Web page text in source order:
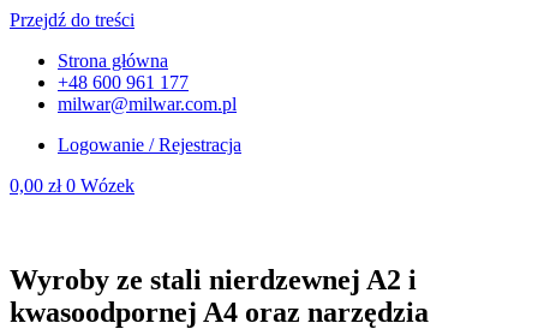
Przejdź do treści
Strona główna
+48 600 961 177
milwar@milwar.com.pl
Logowanie / Rejestracja
0,00 zł 0 Wózek
Wyroby ze stali nierdzewnej A2 i
kwasoodpornej A4 oraz narzędzia